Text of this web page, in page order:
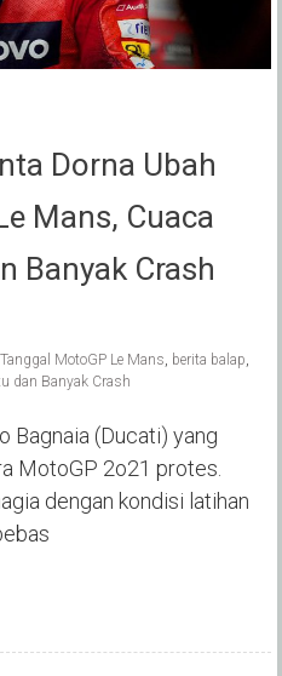
Dorna Ubah
Mans, Cuaca
Banyak Crash
MotoGP Le Mans, berita balap,
dan Banyak Crash
Bagnaia (Ducati) yang
MotoGP 2o21 protes.
dengan kondisi latihan